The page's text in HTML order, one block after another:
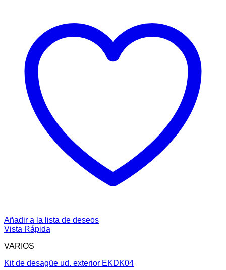
Añadir a la lista de deseos
Vista Rápida
VARIOS
Kit de desagüe ud. exterior EKDK04